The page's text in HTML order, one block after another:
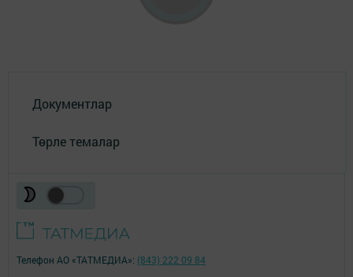
Документлар
Төрле темалар
Телефон АО «ТАТМЕДИА»: (843) 222 09 84